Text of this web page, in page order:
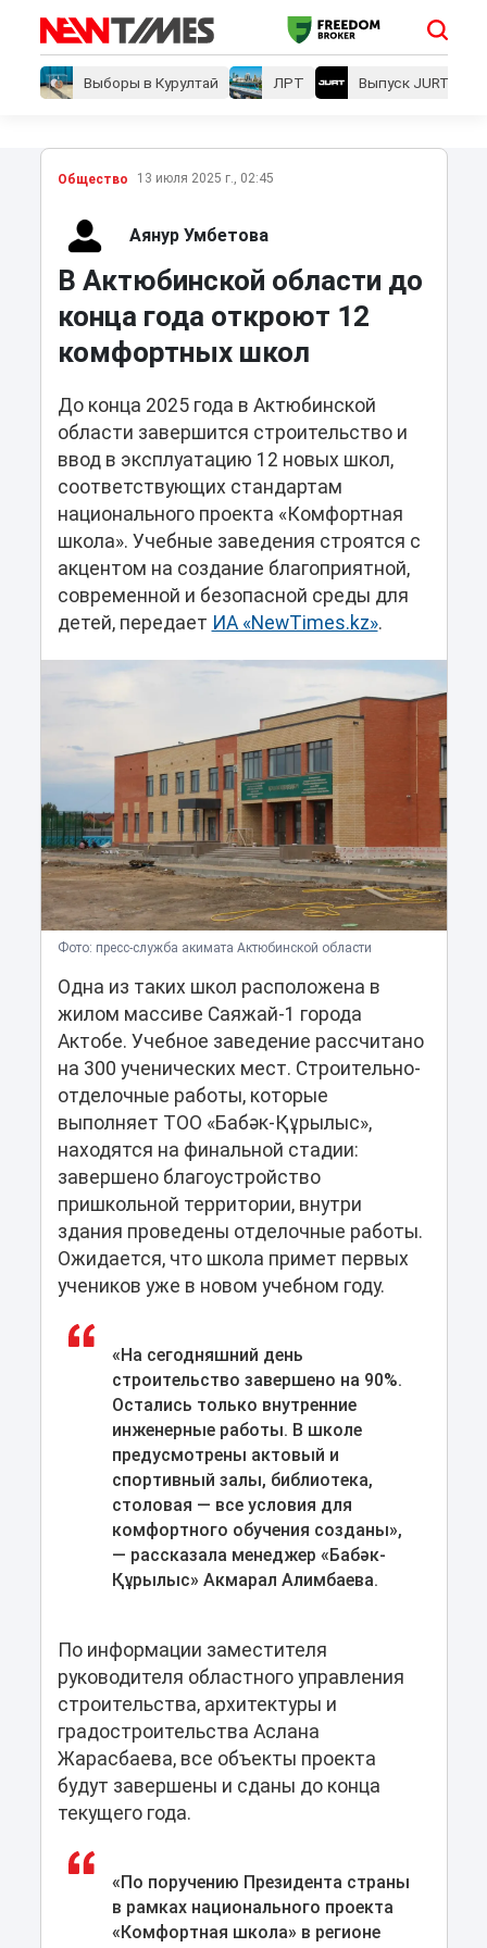
Выборы в Курултай ЛРТ Выпуск JURT
Общество 13 июля 2025 г., 02:45
Аянур Умбетова
В Актюбинской области до
конца года откроют 12
комфортных школ
До конца 2025 года в Актюбинской
области завершится строительство и
ввод в эксплуатацию 12 новых школ,
соответствующих стандартам
национального проекта «Комфортная
школа». Учебные заведения строятся с
акцентом на создание благоприятной,
современной и безопасной среды для
детей, передает ИА «NewTimes.kz».
Фото: пресс-служба акимата Актюбинской области
Одна из таких школ расположена в
жилом массиве Саяжай-1 города
Актобе. Учебное заведение рассчитано
на 300 ученических мест. Строительно-
отделочные работы, которые
выполняет ТОО «Бабәк-Құрылыс»,
находятся на финальной стадии:
завершено благоустройство
пришкольной территории, внутри
здания проведены отделочные работы.
Ожидается, что школа примет первых
учеников уже в новом учебном году.
«На сегодняшний день
строительство завершено на 90%.
Остались только внутренние
инженерные работы. В школе
предусмотрены актовый и
спортивный залы, библиотека,
столовая — все условия для
комфортного обучения созданы»,
— рассказала менеджер «Бабәк-
Құрылыс» Акмарал Алимбаева.
По информации заместителя
руководителя областного управления
строительства, архитектуры и
градостроительства Аслана
Жарасбаева, все объекты проекта
будут завершены и сданы до конца
текущего года.
«По поручению Президента страны
в рамках национального проекта
«Комфортная школа» в регионе